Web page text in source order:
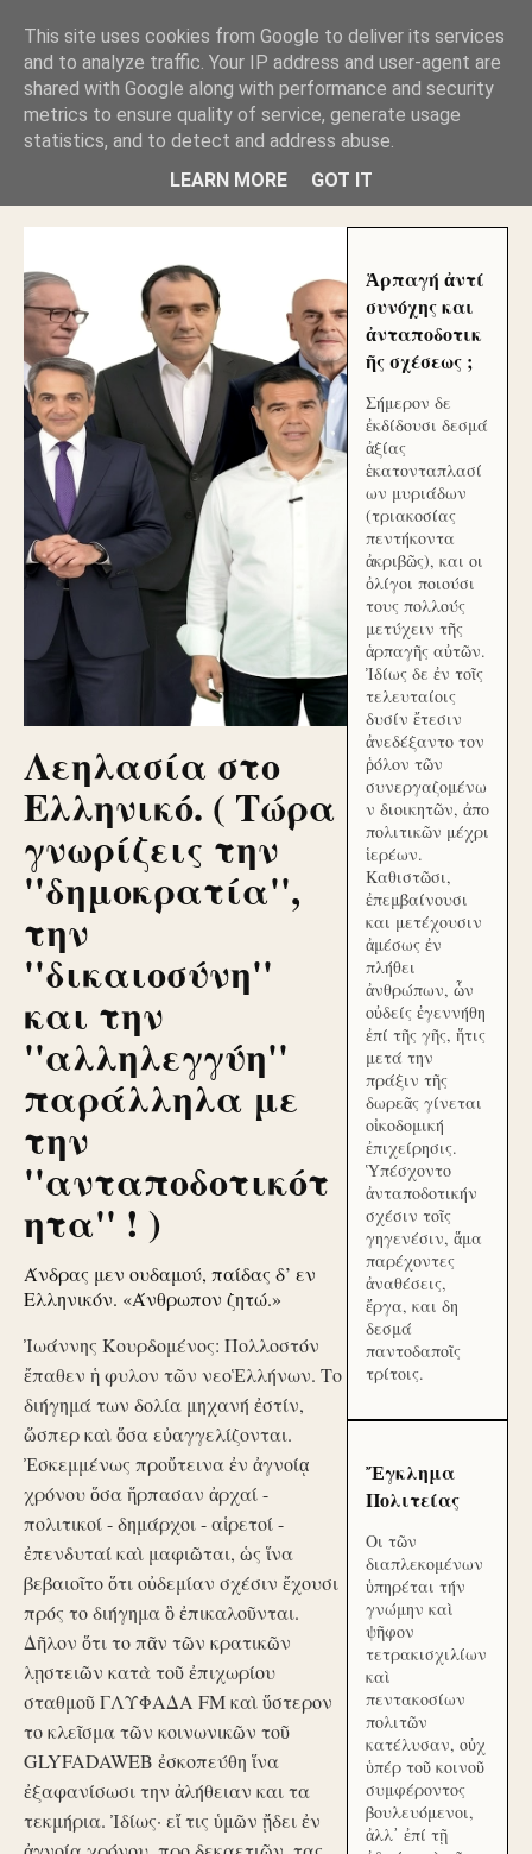
ΑΥΤΟΧΘΟΝΕΣ ΜΟΥ ΕΚΛΕΙΣΑΝ ΤΑ ΣΟΣΙΑΛ ΚΑΙ
ΦΙΜΩΣΑΝ ΤΟ SITE. ΟΙ ΧΙΛΙΑΔΕΣ ΜΙΚΡΟΕΠΕΝΔΥΤΕΣ
ΕΠΕΝΔΥΣΑΤΕ ΓΙΑ ΛΕΗΛΑΣΙΑ ΚΑΙ ΕΓΚΛΗΜΑ ?
ΓΛΥΦΑΔΑ WEB |ΟΙ ΜΕΓΑΛΟΙ ΚΛΕΠΤΑΙ ΑΠΟ ΤΟ
ΜΙΚΡΟΝ ΑΠΑΓΟΥΣΙ
Λεηλασία στο
Ελληνικό. ( Τώρα
γνωρίζεις την
''δημοκρατία'',
την
''δικαιοσύνη''
και την
''αλληλεγγύη''
παράλληλα με
την
''ανταποδοτικότ
ητα'' ! )
Άνδρας μεν ουδαμού, παίδας δ’ εν
Ελληνικόν. «Άνθρωπον ζητώ.»
Ἰωάννης Κουρδομένος: Πολλοστόν
ἔπαθεν ἡ φυλον τῶν νεοἙλλήνων. Το
διήγημά των δολία μηχανή ἐστίν,
ὥσπερ καὶ ὅσα εὐαγγελίζονται.
Ἐσκεμμένως προὔτεινα ἐν ἀγνοίᾳ
χρόνου ὅσα ἥρπασαν ἀρχαί -
πολιτικοί - δημάρχοι - αἱρετοί -
ἐπενδυταί καὶ μαφιῶται, ὡς ἵνα
βεβαιοῖτο ὅτι οὐδεμίαν σχέσιν ἔχουσι
πρός το διήγημα ὃ ἐπικαλοῦνται.
Δῆλον ὅτι το πᾶν τῶν κρατικῶν
λῃστειῶν κατὰ τοῦ ἐπιχωρίου
σταθμοῦ ΓΛΥΦΑΔΑ FM καὶ ὕστερον
το κλεῖσμα τῶν κοινωνικῶν τοῦ
GLYFADAWEB ἐσκοπεύθη ἵνα
ἐξαφανίσωσι την ἀλήθειαν και τα
τεκμήρια. Ἰδίως· εἴ τις ὑμῶν ᾔδει ἐν
Ἁρπαγή ἀντί
συνόχης και
ἀνταποδοτικ
ῆς σχέσεως ;
Σήμερον δε
ἐκδίδουσι δεσμά
ἀξίας
ἑκατονταπλασί
ων μυριάδων
(τριακοσίας
πεντήκοντα
ἀκριβῶς), και οι
ὀλίγοι ποιούσι
τους πολλούς
μετύχειν τῆς
ἁρπαγῆς αὐτῶν.
Ἰδίως δε ἐν τοῖς
τελευταίοις
δυσίν ἔτεσιν
ἀνεδέξαντο τον
ῥόλον τῶν
συνεργαζομένω
ν διοικητῶν, ἀπο
πολιτικῶν μέχρι
ἱερέων.
Καθιστῶσι,
ἐπεμβαίνουσι
και μετέχουσιν
ἀμέσως ἐν
πλήθει
ἀνθρώπων, ὧν
οὐδείς ἐγεννήθη
ἐπί τῆς γῆς, ἥτις
μετά την
πράξιν τῆς
δωρεᾶς γίνεται
οἰκοδομική
ἐπιχείρησις.
Ὑπέσχοντο
ἀνταποδοτικήν
σχέσιν τοῖς
γηγενέσιν, ἅμα
παρέχοντες
ἀναθέσεις,
ἔργα, και δη
δεσμά
παντοδαποῖς
τρίτοις.
Ἔγκλημα
Πολιτείας
Οι τῶν
διαπλεκομένων
ὑπηρέται τήν
γνώμην καὶ
ψῆφον
τετρακισχιλίων
καὶ
πεντακοσίων
πολιτῶν
κατέλυσαν, οὐχ
ὑπέρ τοῦ κοινοῦ
συμφέροντος
βουλευόμενοι,
ἀλλ᾽ ἐπί τῇ
This site uses cookies from Google to deliver its services
and to analyze traffic. Your IP address and user-agent are
shared with Google along with performance and security
metrics to ensure quality of service, generate usage
statistics, and to detect and address abuse.
LEARN MORE
GOT IT